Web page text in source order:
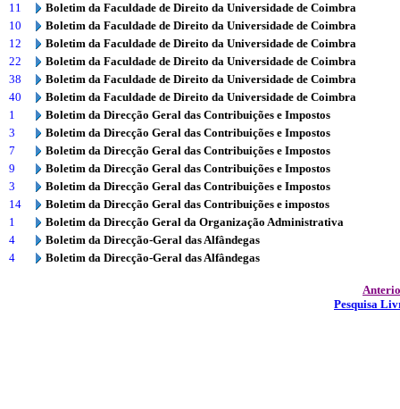
11
Boletim da Faculdade de Direito da Universidade de Coimbra
10
Boletim da Faculdade de Direito da Universidade de Coimbra
12
Boletim da Faculdade de Direito da Universidade de Coimbra
22
Boletim da Faculdade de Direito da Universidade de Coimbra
38
Boletim da Faculdade de Direito da Universidade de Coimbra
40
Boletim da Faculdade de Direito da Universidade de Coimbra
1
Boletim da Direcção Geral das Contribuições e Impostos
3
Boletim da Direcção Geral das Contribuições e Impostos
7
Boletim da Direcção Geral das Contribuições e Impostos
9
Boletim da Direcção Geral das Contribuições e Impostos
3
Boletim da Direcção Geral das Contribuições e Impostos
14
Boletim da Direcção Geral das Contribuições e impostos
1
Boletim da Direcção Geral da Organização Administrativa
4
Boletim da Direcção-Geral das Alfândegas
4
Boletim da Direcção-Geral das Alfândegas
Pesquisa